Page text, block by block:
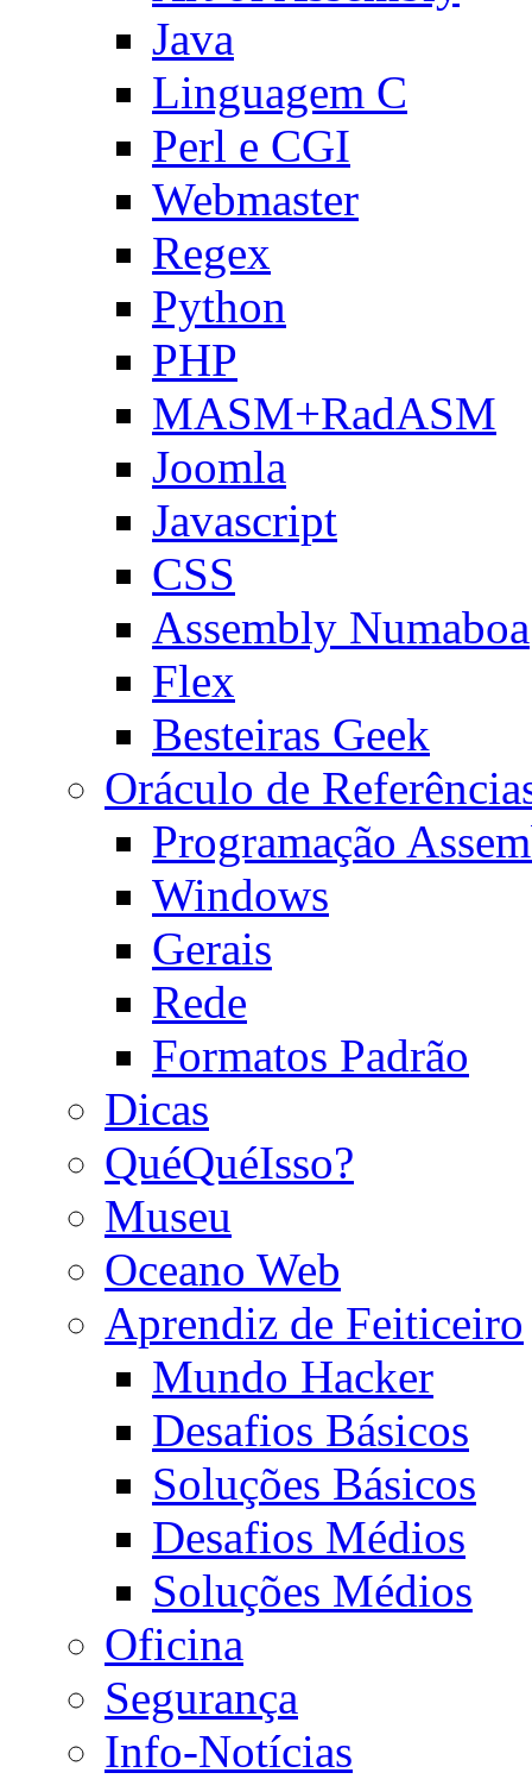
Java
Linguagem C
Perl e CGI
Webmaster
Regex
Python
PHP
MASM+RadASM
Joomla
Javascript
CSS
Assembly Numaboa
Flex
Besteiras Geek
Oráculo de
Programação
Windows
Gerais
Rede
Formatos Padrão
Dicas
QuéQuéIsso?
Museu
Oceano Web
Aprendiz de Feiticeiro
Mundo Hacker
Desafios Básicos
Soluções Básicos
Desafios Médios
Soluções Médios
Oficina
Segurança
Info-Notícias